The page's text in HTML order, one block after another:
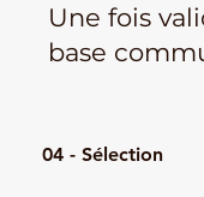
Une fois
base
04 - Sélection